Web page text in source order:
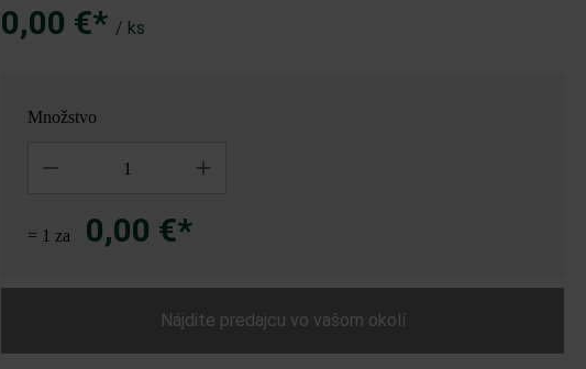
Betonova kocka 45 x 45 x 45 cm, žulovo sivá tieňovaná; Campus VG4, žulovo
0,00 €* / ks
Množstvo
= 1 za 0,00 €*
Nájdite predajcu vo vašom okolí